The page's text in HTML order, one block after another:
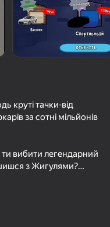
круті тачки-від
за сотні мільйонів
вибити легендарний
з Жигулями?